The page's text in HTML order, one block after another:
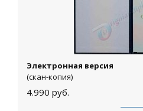
Электронная версия
(скан-копия)
4.990 руб.